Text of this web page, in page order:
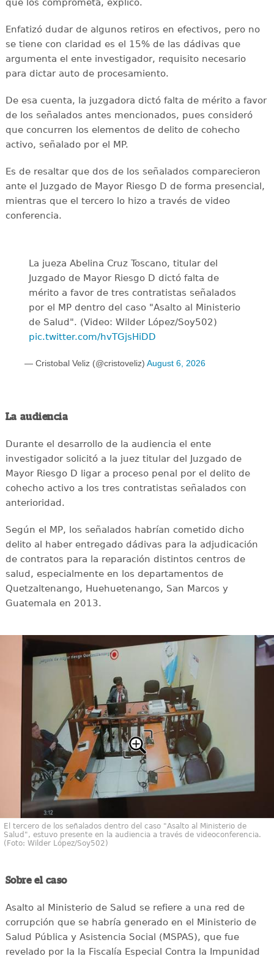
que los comprometa, explicó.
Enfatizó dudar de algunos retiros en efectivos, pero no
se tiene con claridad es el 15% de las dádivas que
argumenta el ente investigador, requisito necesario
para dictar auto de procesamiento.
De esa cuenta, la juzgadora dictó falta de mérito a favor
de los señalados antes mencionados, pues consideró
que concurren los elementos de delito de cohecho
activo, señalado por el MP.
Es de resaltar que dos de los señalados comparecieron
ante el Juzgado de Mayor Riesgo D de forma presencial,
mientras que el tercero lo hizo a través de video
conferencia.
La jueza Abelina Cruz Toscano, titular del
Juzgado de Mayor Riesgo D dictó falta de
mérito a favor de tres contratistas señalados
por el MP dentro del caso "Asalto al Ministerio
de Salud". (Video: Wilder López/Soy502)
pic.twitter.com/hvTGjsHiDD
— Cristobal Veliz (@cristoveliz) August 6, 2026
La audiencia
Durante el desarrollo de la audiencia el ente
investigador solicitó a la juez titular del Juzgado de
Mayor Riesgo D ligar a proceso penal por el delito de
cohecho activo a los tres contratistas señalados con
anterioridad.
Según el MP, los señalados habrían cometido dicho
delito al haber entregado dádivas para la adjudicación
de contratos para la reparación distintos centros de
salud, especialmente en los departamentos de
Quetzaltenango, Huehuetenango, San Marcos y
Guatemala en 2013.
El tercero de los señalados dentro del caso "Asalto al Ministerio de
Salud", estuvo presente en la audiencia a través de videoconferencia.
(Foto: Wilder López/Soy502)
Sobre el caso
Asalto al Ministerio de Salud se refiere a una red de
corrupción que se habría generado en el Ministerio de
Salud Pública y Asistencia Social (MSPAS), que fue
revelado por la la Fiscalía Especial Contra la Impunidad